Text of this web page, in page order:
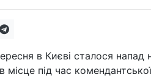
в Києві сталося
місце під час